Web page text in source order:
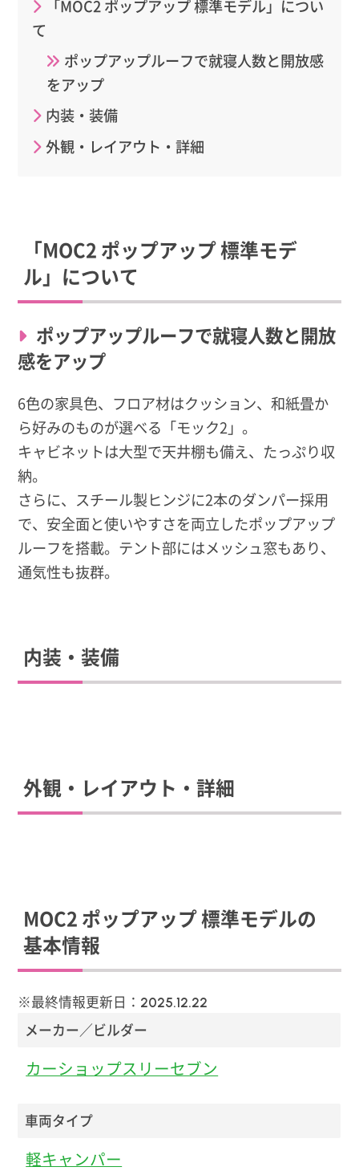
「MOC2 ポップアップ 標準モデル」につい
て
ポップアップルーフで就寝人数と開放感
をアップ
内装・装備
外観・レイアウト・詳細
「MOC2 ポップアップ 標準モデ
ル」について
ポップアップルーフで就寝人数と開放
感をアップ
6色の家具色、フロア材はクッション、和紙畳か
ら好みのものが選べる「モック2」。
キャビネットは大型で天井棚も備え、たっぷり収
納。
さらに、スチール製ヒンジに2本のダンパー採用
で、安全面と使いやすさを両立したポップアップ
ルーフを搭載。テント部にはメッシュ窓もあり、
通気性も抜群。
内装・装備
外観・レイアウト・詳細
MOC2 ポップアップ 標準モデルの
基本情報
※最終情報更新日： 2025.12.22
メーカー／ビルダー
カーショップスリーセブン
車両タイプ
軽キャンパー